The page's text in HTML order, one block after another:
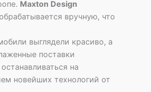
Maxton Design
вручную, что
выглядели красиво, а
поставки
на
новейших технологий от